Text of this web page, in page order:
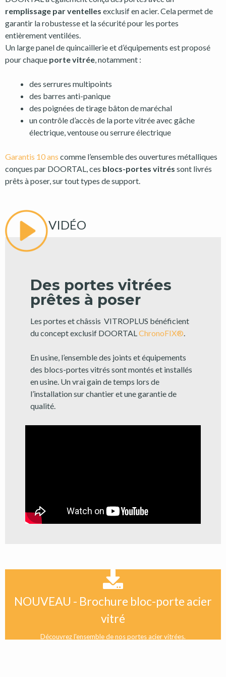
remplissage par ventelles exclusif en acier. Cela permet de
garantir la robustesse et la sécurité pour les portes
entièrement ventilées.
Un large panel de quincaillerie et d’équipements est proposé
pour chaque porte vitrée, notamment :
des serrures multipoints
des barres anti-panique
des poignées de tirage bâton de maréchal
un contrôle d’accès de la porte vitrée avec gâche
électrique, ventouse ou serrure électrique
Garantis 10 ans comme l’ensemble des ouvertures métalliques
conçues par DOORTAL, ces blocs-portes vitrés sont livrés
prêts à poser, sur tout types de support.
VIDÉO
Des portes vitrées
prêtes à poser
Les portes et châssis VITROPLUS bénéficient
du concept exclusif DOORTAL ChronoFIX®
En usine, l’ensemble des joints et équipements
des blocs-portes vitrés sont montés et installés
en usine. Un vrai gain de temps lors de
l’installation sur chantier et une garantie de
qualité.
NOUVEAU - Brochure bloc-porte acier
vitré
Découvrez l'ensemble de nos portes acier vitrées.